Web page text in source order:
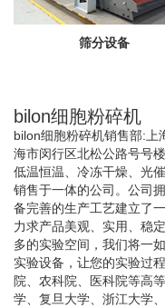
筛分设备
bilon细胞粉碎机
bilon细胞粉碎机销售部:上
海市闵行区北松公路号号
低温恒温、冷冻干燥、光
销售于一体的公司。公司
备完善的生产工艺建立了
力求产品美观、实用、稳
多的实验空间，我们将一
实验设备，让您的实验过
院、农科院、医科院等高
学、复旦大学、浙江大学